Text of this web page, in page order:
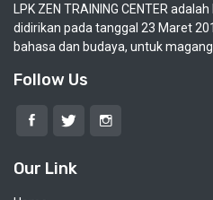
LPK ZEN TRAINING CENTER
didirikan pada tanggal 23 Maret
bahasa dan budaya, untuk
Follow Us
Our Link